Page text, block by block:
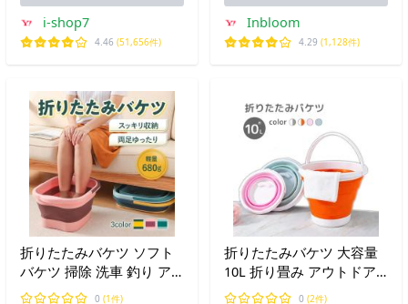
i-shop7
4.46 (51,656件)
Inbloom
4.29 (1,128件)
折りたたみバケツ ソフト
バケツ 掃除 洗車 釣り ア
ウトドア キャンプ コンパ
0 (1件)
折りたたみバケツ 大容量
10L 折り畳み アウトドア
キャンプ 洗車 ガーデニン
0 (2件)